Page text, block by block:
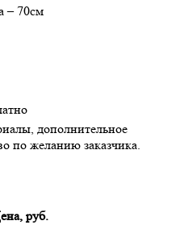
– 70см
дополнительное
по желанию заказчика.
руб.